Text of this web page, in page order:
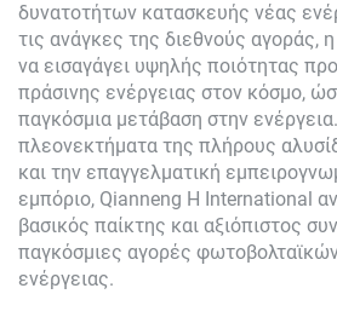
δυνατοτήτων κατασκευής νέας
τις ανάγκες της διεθνούς αγοράς,
να εισαγάγει υψηλής ποιότητας
πράσινης ενέργειας στον κόσμο,
παγκόσμια μετάβαση στην
πλεονεκτήματα της πλήρους
και την επαγγελματική
εμπόριο, Qianneng Η International
βασικός παίκτης και αξιόπιστος
παγκόσμιες αγορές
ενέργειας.